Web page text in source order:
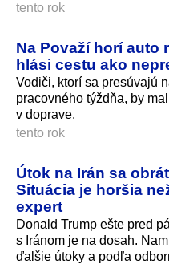
tento rok
Na Považí horí auto
hlási cestu ako
Vodiči, ktorí sa presúvajú
pracovného týždňa, by
v doprave.
tento rok
Útok na Irán sa
Situácia je horšia
expert
Donald Trump ešte pred
s Iránom je na dosah.
ďalšie útoky a podľa